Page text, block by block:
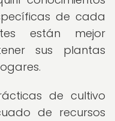
de cada
están mejor
sus plantas
de cultivo
de recursos